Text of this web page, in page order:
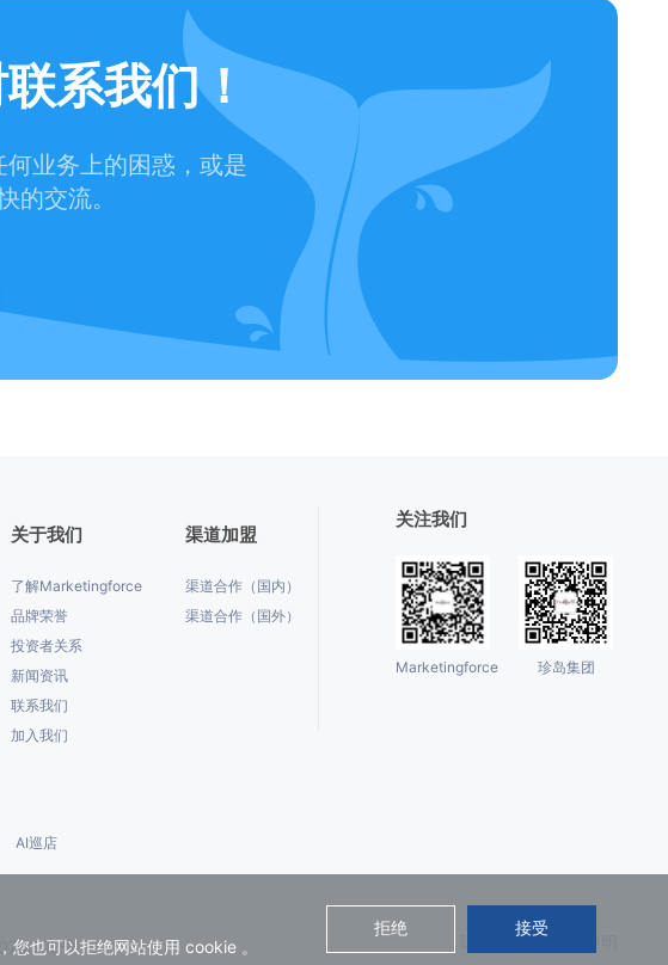
系我们！
业务上的困惑，或是
的交流。
关于我们
了解Marketingforce
品牌荣誉
投资者关系
新闻资讯
联系我们
加入我们
渠道加盟
渠道合作（国内）
渠道合作（国外）
关注我们
Marketingforce 珍岛集团
AI巡店
号 隐私保护
也可以拒绝网站使用 cookie 。
拒绝 接受